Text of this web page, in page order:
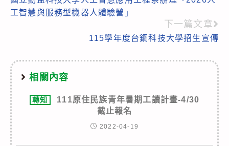
more
工智慧與服務型機器人體驗營」
下一篇文章
115學年度台鋼科技大學招生宣傳
相關內容
轉知
111原住民族青年暑期工讀計畫-4/30
截止報名
2022-04-19